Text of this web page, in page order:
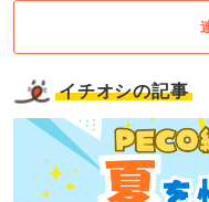
イチオシの記事